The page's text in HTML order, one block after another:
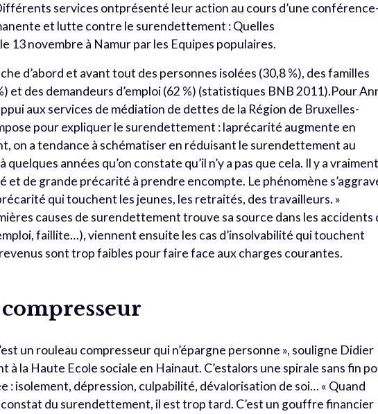
services ontprésenté leur action au cours d’une conférence-
et lutte contre le surendettement : Quelles
13 novembre à Namur par les Equipes populaires.
d’abord et avant tout des personnes isolées (30,8 %), des familles
et des demandeurs d’emploi (62 %) (statistiques BNB 2011).Pour
aux services de médiation de dettes de la Région de Bruxelles-
pour expliquer le surendettement : laprécarité augmente en
on a tendance à schématiser en réduisant le surendettement au
années qu’on constate qu’il n’y a pas que cela. Il y a vraiment
et de grande précarité à prendre encompte. Le phénomène
qui touchent les jeunes, les retraités, des travailleurs. »
causes de surendettement trouve sa source dans les accidents
faillite…), viennent ensuite les cas d’insolvabilité qui touchent
sont trop faibles pour faire face aux charges courantes.
un rouleau compresseur qui n’épargne personne », souligne Didier
à la Haute Ecole sociale en Hainaut. C’estalors une spirale sans fin
: isolement, dépression, culpabilité, dévalorisation de soi… « Quand
constat du surendettement, il est trop tard. C’est un gouffre financier